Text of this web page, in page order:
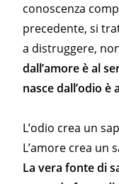
conoscenza
precedente, si
a distruggere,
dall’amore è al
nasce dall’odio
L’odio crea un
L’amore crea un
La vera fonte di